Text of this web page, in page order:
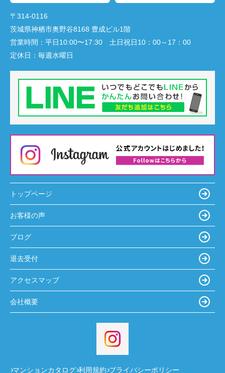
〒314-0116
茨城県神栖市奥野谷8168 豊成ビル1階
営業時間： 平日10:00〜17:30 土日祝日10：00～17：00
定休日： 毎週水曜日
トップページ
お客様の声
ブログ
退去受付
アクセスマップ
会社概要
マンションカタログ 利用規約 プライバシーポリシー